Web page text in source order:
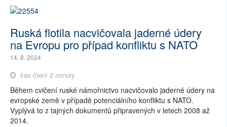
Ruská flotila nacvičovala jaderné údery
na Evropu pro případ konfliktu s NATO
14. 8. 2024
čas čtení 2 minuty
Během cvičení ruské námořnictvo nacvičovalo jaderné údery na
evropské země v případě potenciálního konfliktu s NATO.
Vyplývá to z tajných dokumentů připravených v letech 2008 až
2014.